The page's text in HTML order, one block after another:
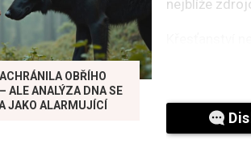
nejblíže
„pozitivní“
oblečení
předměty je
OBŘÍHO
ALE ANALÝZA DNA SE
JAKO ALARMUJÍCÍ